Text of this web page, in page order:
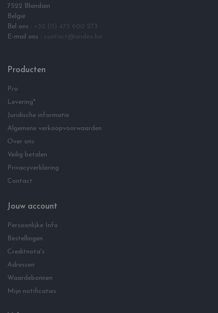
7522 Blandain
België
Bel ons : +32 (0) 475 600 273
E-mail ons : contact@andeo.be
Producten
Pro
Levering*
Juridische informatie
Algemene verkoopvoorwaarden
Over ons
Veilig betalen
Privacyverklaring
Contact
Jouw account
Persoonlijke Info
Bestellingen
Creditnota's
Adressen
Waardebonnen
Mijn notificaties